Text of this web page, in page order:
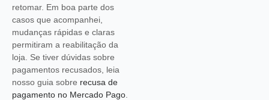
retomar. Em boa parte dos
casos que acompanhei,
mudanças rápidas e claras
permitiram a reabilitação da
loja. Se tiver dúvidas sobre
pagamentos recusados, leia
nosso guia sobre recusa de
pagamento no Mercado Pago